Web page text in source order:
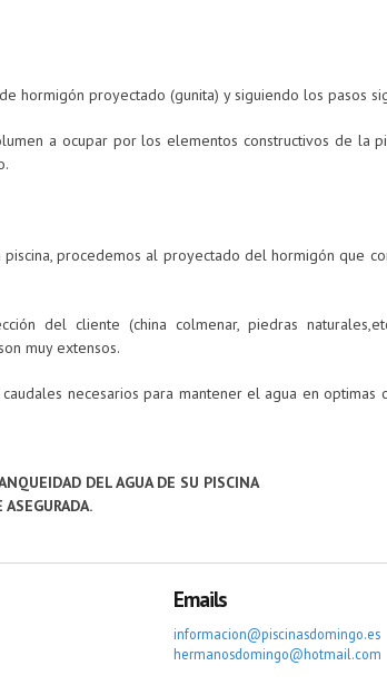
hormigón proyectado (gunita) y siguiendo los pasos
a ocupar por los elementos constructivos de la
procedemos al proyectado del hormigón que
del cliente (china colmenar, piedras
muy extensos.
necesarios para mantener el agua en optimas
DEL AGUA DE SU PISCINA
Emails
informacion@piscinasdomingo.es
hermanosdomingo@hotmail.com